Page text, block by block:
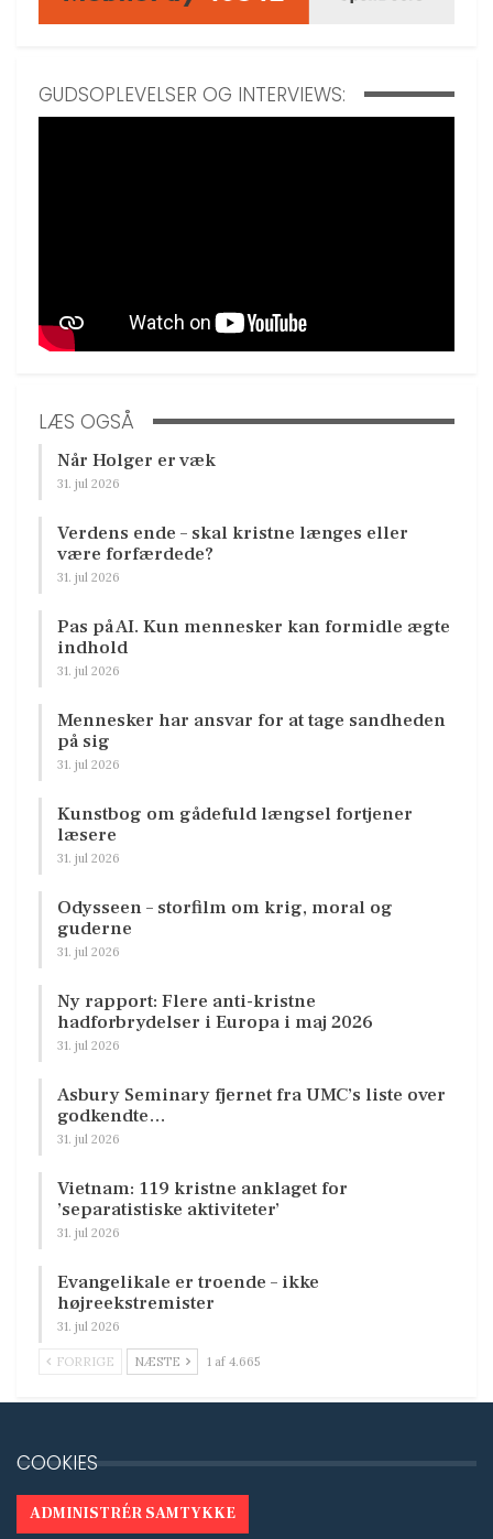
GUDSOPLEVELSER OG INTERVIEWS:
LÆS OGSÅ
Når Holger er væk
31. jul 2026
Verdens ende – skal kristne længes eller
være forfærdede?
31. jul 2026
Pas på AI. Kun mennesker kan formidle ægte
indhold
31. jul 2026
Mennesker har ansvar for at tage sandheden
på sig
31. jul 2026
Kunstbog om gådefuld længsel fortjener
læsere
31. jul 2026
Odysseen – storfilm om krig, moral og
guderne
31. jul 2026
Ny rapport: Flere anti-kristne
hadforbrydelser i Europa i maj 2026
31. jul 2026
Asbury Seminary fjernet fra UMC’s liste over
godkendte…
31. jul 2026
Vietnam: 119 kristne anklaget for
’separatistiske aktiviteter’
31. jul 2026
Evangelikale er troende – ikke
højreekstremister
31. jul 2026
FORRIGE NÆSTE 1 af 4.665
COOKIES
ADMINISTRÉR SAMTYKKE